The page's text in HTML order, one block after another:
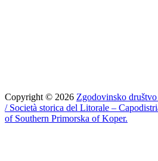
Copyright © 2026 Zgodovinsko
/ Società storica del Litorale –
of Southern Primorska of Koper.